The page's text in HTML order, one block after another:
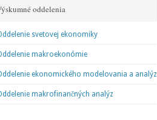
perspektívy svetovej ekonomiky:
trajektórie multipolárneho sveta
oddelenia
svetovej ekonomiky
makroekonómie
ekonomického modelovania a analýz
makrofinančných analýz